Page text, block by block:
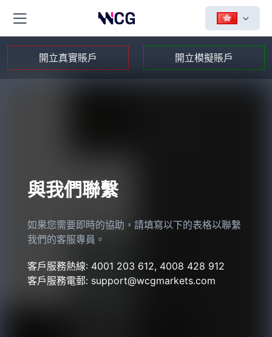
開立真實賬戶 開立模擬賬戶
與我們聯繫
如果您需要即時的協助，請填寫以下的表格以聯繫
我們的客服專員。
客戶服務熱線: 4001 203 612, 4008 428 912
客戶服務電郵: support@wcgmarkets.com